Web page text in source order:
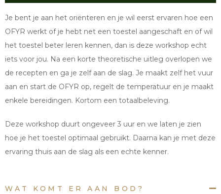
Je bent je aan het oriënteren en je wil eerst ervaren hoe een
OFYR werkt of je hebt net een toestel aangeschaft en of wil
het toestel beter leren kennen, dan is deze workshop echt
iets voor jou. Na een korte theoretische uitleg overlopen we
de recepten en ga je zelf aan de slag. Je maakt zelf het vuur
aan en start de OFYR op, regelt de temperatuur en je maakt
enkele bereidingen. Kortom een totaalbeleving.
Deze workshop duurt ongeveer 3 uur en we laten je zien
hoe je het toestel optimaal gebruikt. Daarna kan je met deze
ervaring thuis aan de slag als een echte kenner.
WAT KOMT ER AAN BOD?